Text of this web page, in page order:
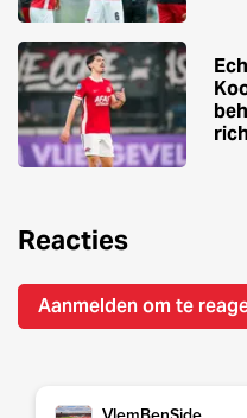
Reacties
Aanmelden om te